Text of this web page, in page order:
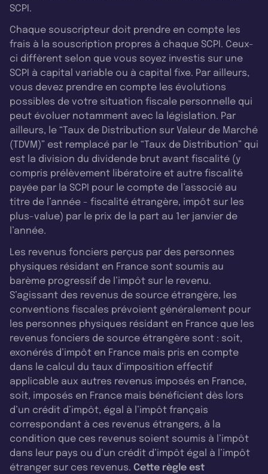
SCPI.
Chaque souscripteur doit prendre en compte les
frais à la souscription propres à chaque SCPI. Ceux-
ci diffèrent selon que vous soyez investis sur une
SCPI à capital variable ou à capital fixe. Par ailleurs,
vous devez prendre en compte les évolutions
possibles de votre situation fiscale personnelle qui
peut évoluer notamment avec la législation. Par
ailleurs, le “Taux de Distribution sur Valeur de Marché
(TDVM)” est remplacé par le “Taux de Distribution” qui
est la division du dividende brut avant fiscalité (y
compris prélèvement libératoire et autre fiscalité
payée par la SCPI pour le compte de l’associé au
titre de l’année - fiscalité étrangère, impôt sur les
plus-value) par le prix de la part au 1er janvier de
l’année.
Les revenus fonciers perçus par des personnes
physiques résidant en France sont soumis au
barème progressif de l’impôt sur le revenu.
S’agissant des revenus de source étrangère, les
conventions fiscales prévoient généralement pour
les personnes physiques résidant en France que les
revenus fonciers de source étrangère sont : soit,
exonérés d’impôt en France mais pris en compte
dans le calcul du taux d’imposition effectif
applicable aux autres revenus imposés en France,
soit, imposés en France mais bénéficient dès lors
d’un crédit d’impôt, égal à l’impôt français
correspondant à ces revenus étrangers, à la
condition que ces revenus soient soumis à l’impôt
dans leur pays ou d’un crédit d’impôt égal à l’impôt
étranger sur ces revenus. Cette règle est